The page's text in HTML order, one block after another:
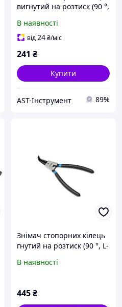
вигнутий на розтиск (90 °,
609180SB
В наявності
від24₴/міс
241 ₴
Купити
AST-Інструмент 89%
Знімач стопорних кілець
гнутий на розтиск (90 °, L-
F-609330SB
В наявності
445₴